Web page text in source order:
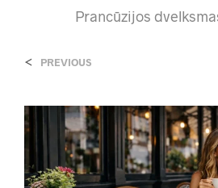
Prancūzijos
< PREVIOUS